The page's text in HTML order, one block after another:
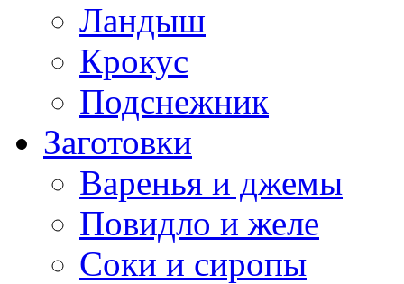
Ландыш
Крокус
Подснежник
Заготовки
Варенья и джемы
Повидло и желе
Соки и сиропы